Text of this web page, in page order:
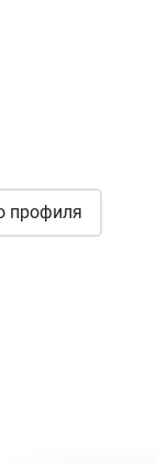
профиля